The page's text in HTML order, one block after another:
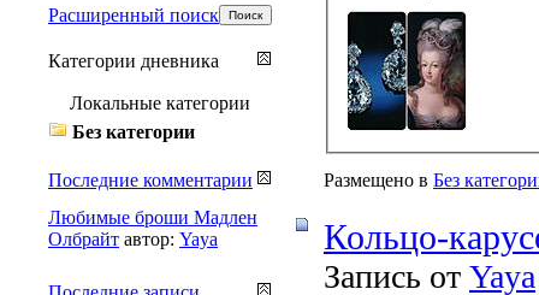
Размещено в Без
Кольцо-
Запись от Yaya
Расширенный поиск
Категории дневника
Локальные категории
Без категории
Последние комментарии
Любимые броши Мадлен
Олбрайт автор: Yaya